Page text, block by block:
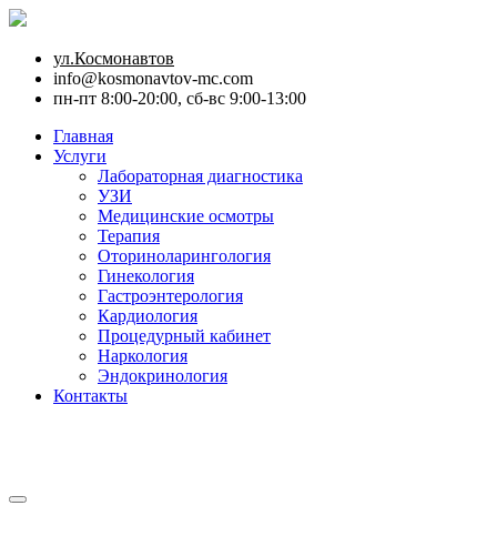
ул.Космонавтов
info@kosmonavtov-mc.com
пн-пт 8:00-20:00, сб-вс 9:00-13:00
Главная
Услуги
Лабораторная диагностика
УЗИ
Медицинские осмотры
Терапия
Оториноларингология
Гинекология
Гастроэнтерология
Кардиология
Процедурный кабинет
Наркология
Эндокринология
Контакты